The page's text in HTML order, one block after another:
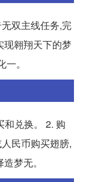
双主线任务,完
现翱翔天下的梦
。
和兑换。 2. 购
民币购买翅膀,
梦无。